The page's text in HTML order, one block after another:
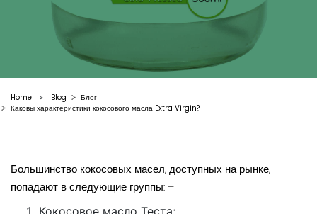
Home > Blog
Блог
Каковы характеристики кокосового масла Extra Virgin?
Большинство кокосовых масел, доступных на рынке,
попадают в следующие группы: –
Кокосовое масло Теста;